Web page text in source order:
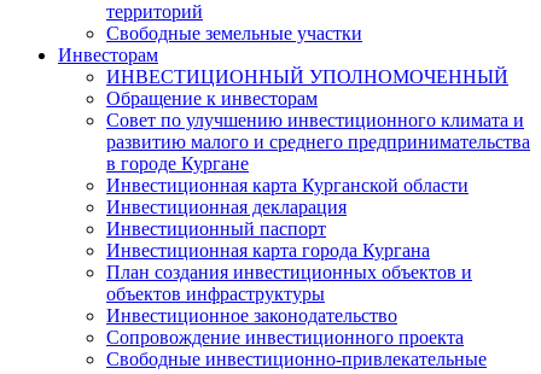
территорий
Свободные земельные участки
Инвесторам
ИНВЕСТИЦИОННЫЙ УПОЛНОМОЧЕННЫЙ
Обращение к инвесторам
Совет по улучшению инвестиционного климата и
развитию малого и среднего предпринимательства
в городе Кургане
Инвестиционная карта Курганской области
Инвестиционная декларация
Инвестиционный паспорт
Инвестиционная карта города Кургана
План создания инвестиционных объектов и
объектов инфраструктуры
Инвестиционное законодательство
Сопровождение инвестиционного проекта
Свободные инвестиционно-привлекательные